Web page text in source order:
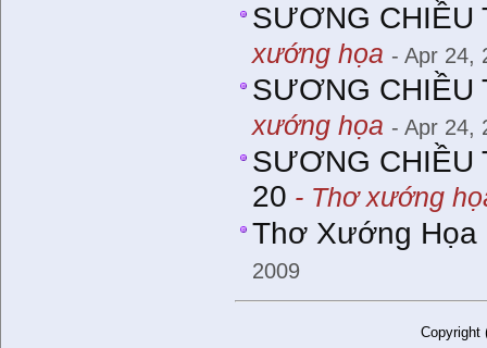
SƯƠNG CHIỀU
xướng họa - Apr 24,
SƯƠNG CHIỀU
xướng họa - Apr 24,
SƯƠNG CHIỀU
20 - Thơ xướng
Thơ Xướng Họa
2009
Copyright